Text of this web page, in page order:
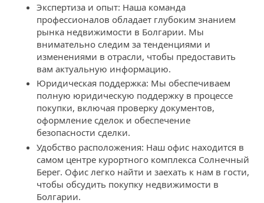
Экспертиза и опыт: Наша команда
профессионалов обладает глубоким знанием
рынка недвижимости в Болгарии. Мы
внимательно следим за тенденциями и
изменениями в отрасли, чтобы предоставить
вам актуальную информацию.
Юридическая поддержка: Мы обеспечиваем
полную юридическую поддержку в процессе
покупки, включая проверку документов,
оформление сделок и обеспечение
безопасности сделки.
Удобство расположения: Наш офис находится в
самом центре курортного комплекса Солнечный
Берег. Офис легко найти и заехать к нам в гости,
чтобы обсудить покупку недвижимости в
Болгарии.